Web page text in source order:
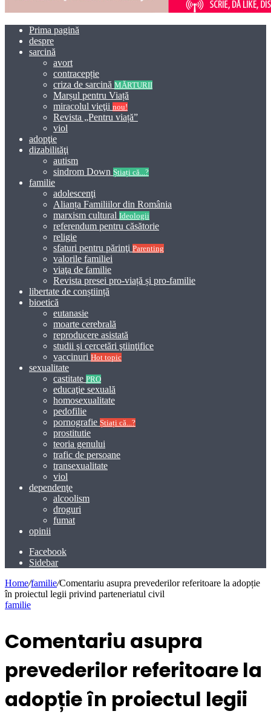
Prima pagină
despre
sarcină
avort
contracepție
criza de sarcină MĂRTURII
Marșul pentru Viață
miracolul vieţii nou!
Revista „Pentru viață”
viol
adopţie
dizabilităţi
autism
sindrom Down Știați că...?
familie
adolescenţi
Alianța Familiilor din România
marxism cultural Ideologii
referendum pentru căsătorie
religie
sfaturi pentru părinţi Parenting
valorile familiei
viaţa de familie
Revista presei pro-viață și pro-familie
libertate de conștiință
bioetică
eutanasie
moarte cerebrală
reproducere asistată
studii şi cercetări ştiinţifice
vaccinuri Hot topic
sexualitate
castitate PRO
educaţie sexuală
homosexualitate
pedofilie
pornografie Știați că...?
prostitutie
teoria genului
trafic de persoane
transexualitate
viol
dependenţe
alcoolism
droguri
fumat
opinii
Facebook
Sidebar
Home/familie/Comentariu asupra prevederilor referitoare la adopție
în proiectul legii privind parteneriatul civil
familie
Comentariu asupra
prevederilor referitoare la
adopție în proiectul legii